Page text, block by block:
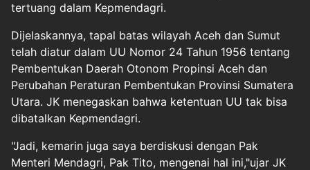
tertuang dalam Kepmendagri.
Dijelaskannya, tapal batas wilayah Aceh dan Sumut
telah diatur dalam UU Nomor 24 Tahun 1956 tentang
Pembentukan Daerah Otonom Propinsi Aceh dan
Perubahan Peraturan Pembentukan Provinsi Sumatera
Utara. JK menegaskan bahwa ketentuan UU tak bisa
dibatalkan Kepmendagri.
"Jadi, kemarin juga saya berdiskusi dengan Pak
Menteri Mendagri, Pak Tito, mengenai hal ini,"ujar JK